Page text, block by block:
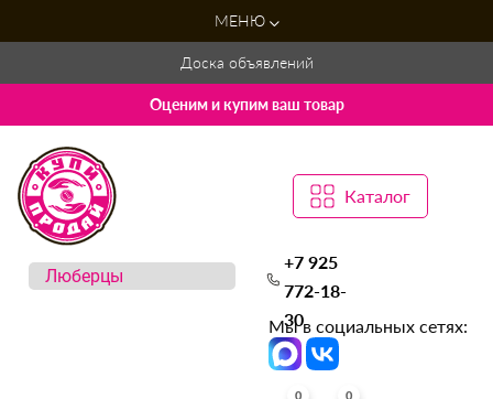
МЕНЮ
Доска объявлений
Оценим и купим ваш товар
Каталог
+7 925
772-18-
30
Мы в социальных сетях:
0 0